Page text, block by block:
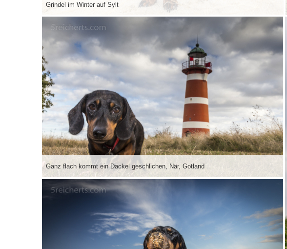
Grindel im Winter auf Sylt
Ganz flach kommt ein Dackel geschlichen, När, Gotland